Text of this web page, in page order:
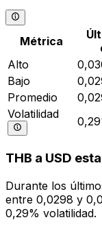
Métrica
Alto
Bajo
Promedio
Volatilidad
THB a USD
Durante los
entre 0,0298 y
0,29% volatilidad.